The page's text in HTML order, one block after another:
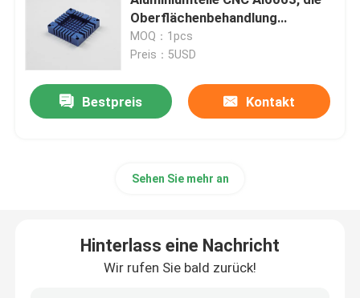
Drehenteile CNC
schnelle Prototypmaschinelle bearbeitung
Bearbeitungsdienstleistungen CNC
Oberflächenbehandlung
anodisieren
MOQ：1pcs
Preis：5USD
Bestpreis Kontakt
Sehen Sie mehr an
Hinterlass eine Nachricht
Wir rufen Sie bald zurück!